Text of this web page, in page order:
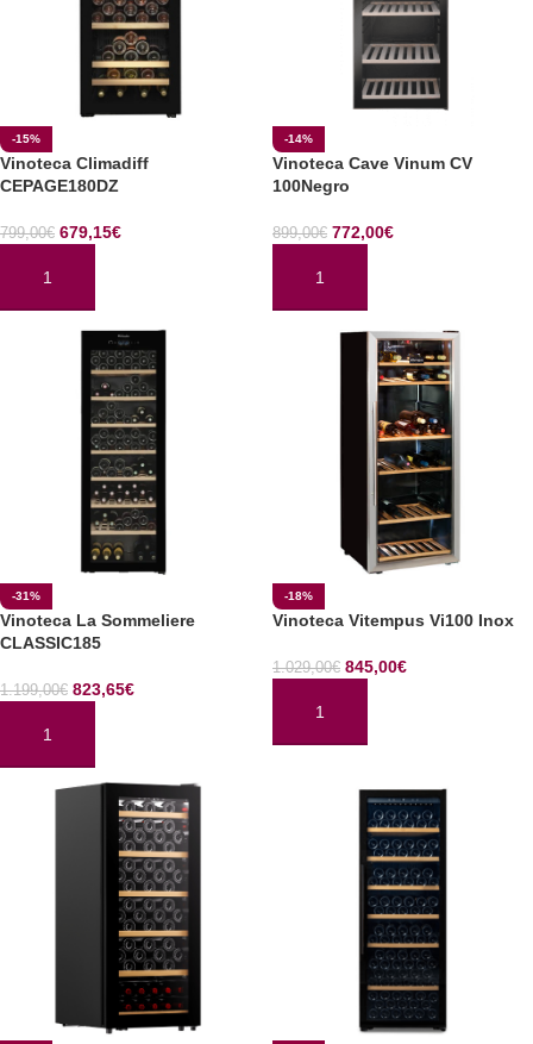
-15%
Vinoteca Climadiff
CEPAGE180DZ
799,00€ 679,15€
AÑADIR AL CARRITO
-14%
Vinoteca Cave Vinum CV
100Negro
899,00€ 772,00€
AÑADIR AL CARRITO
-31%
Vinoteca La Sommeliere
CLASSIC185
1.199,00€ 823,65€
AÑADIR AL CARRITO
-18%
Vinoteca Vitempus Vi100 Inox
1.029,00€ 845,00€
AÑADIR AL CARRITO